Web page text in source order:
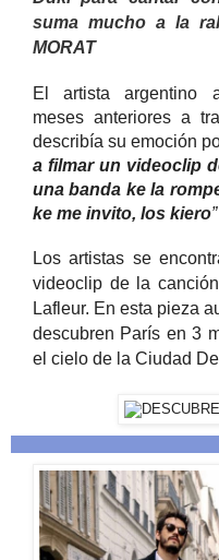
suma mucho a la
MORAT
El artista argentino
meses anteriores a
describía su emoción
a filmar un videoclip
una banda ke la
ke me invito, los kiero”
Los artistas se
videoclip de la
Lafleur. En esta pieza
descubren París en 3
el cielo de la Ciudad